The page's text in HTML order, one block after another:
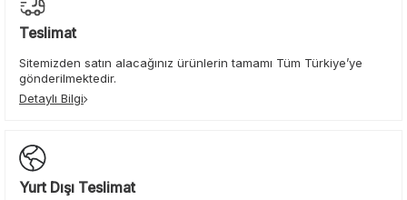
Teslimat
Sitemizden satın alacağınız ürünlerin tamamı Tüm Türkiye’ye
gönderilmektedir.
Detaylı Bilgi
Yurt Dışı Teslimat